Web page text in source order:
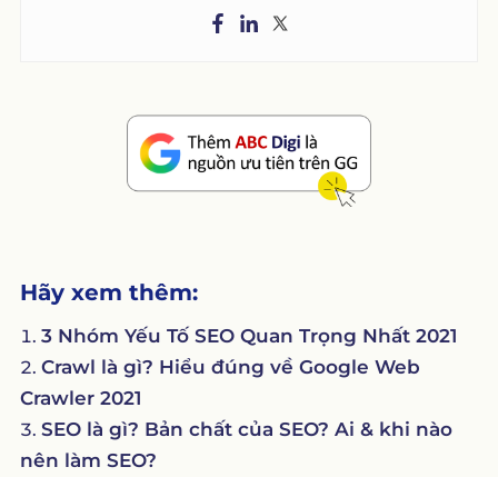
Hãy xem thêm:
3 Nhóm Yếu Tố SEO Quan Trọng Nhất 2021
Crawl là gì? Hiểu đúng về Google Web
Crawler 2021
SEO là gì? Bản chất của SEO? Ai & khi nào
nên làm SEO?